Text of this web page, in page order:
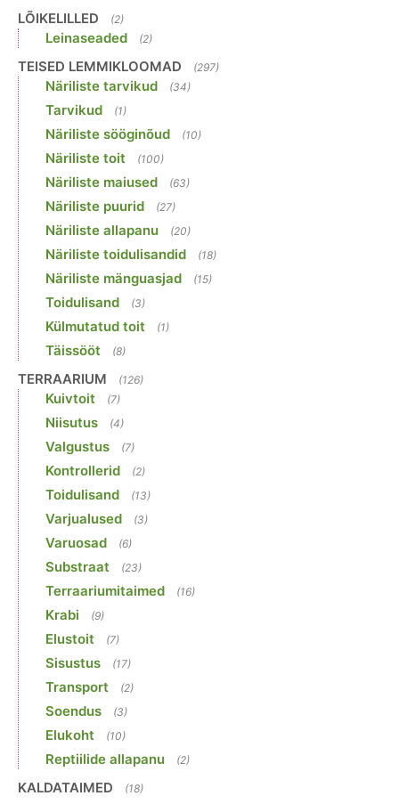
LÕIKELILLED (2)
Leinaseaded (2)
TEISED LEMMIKLOOMAD (297)
Näriliste tarvikud (34)
Tarvikud (1)
Näriliste sööginõud (10)
Näriliste toit (100)
Näriliste maiused (63)
Näriliste puurid (27)
Näriliste allapanu (20)
Näriliste toidulisandid (18)
Näriliste mänguasjad (15)
Toidulisand (3)
Külmutatud toit (1)
Täissööt (8)
TERRAARIUM (126)
Kuivtoit (7)
Niisutus (4)
Valgustus (7)
Kontrollerid (2)
Toidulisand (13)
Varjualused (3)
Varuosad (6)
Substraat (23)
Terraariumitaimed (16)
Krabi (9)
Elustoit (7)
Sisustus (17)
Transport (2)
Soendus (3)
Elukoht (10)
Reptiilide allapanu (2)
KALDATAIMED (18)